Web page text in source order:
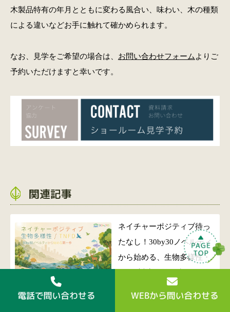
木製品特有の年月とともに変わる風合い、味わい、木の種類
による違いなどお手に触れて確かめられます。
なお、見学をご希望の場合は、 お問い合わせフォーム よりご
予約いただけますと幸いです。
関連記事
ネイチャーポジティブ待っ
たなし！30by30ノベルティ
から始める、生物多様性・
自然と文化が魅力の山形を